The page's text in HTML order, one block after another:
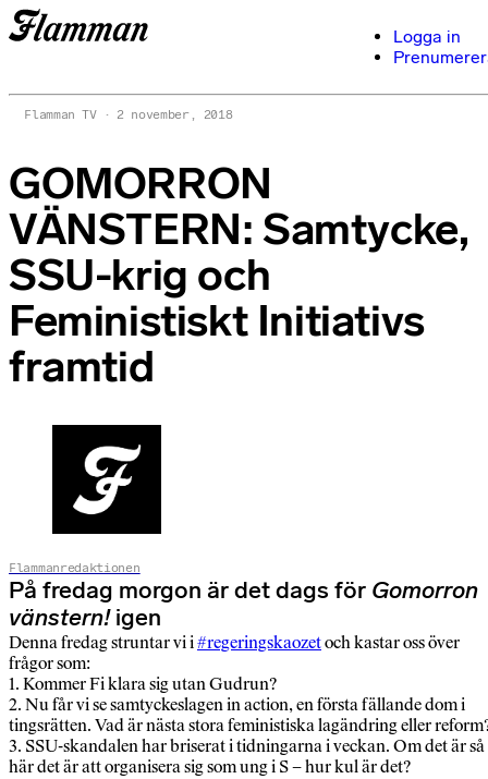
Logga in
Flamman TV 2 november, 2018
GOMORRON
VÄNSTERN: Samtycke,
SSU-krig och
Feministiskt Initiativs
framtid
Flammanredaktionen
På fredag morgon är det dags för Gomorron
vänstern!igen
Denna fredag struntar vi i#regeringskaozetoch kastar oss över
frågor som:
1. Kommer Fi klara sig utan Gudrun?
2. Nu får vi se samtyckeslagen in action, en första fällande dom i
tingsrätten. Vad är nästa stora feministiska lagändring eller
3. SSU-skandalen har briserat i tidningarna i veckan. Om det är så
här det är att organisera sig som ung i S – hur kul är det?